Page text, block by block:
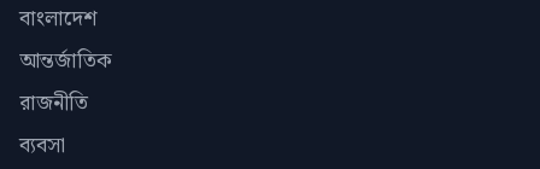
বাংলাদেশ
আন্তর্জাতিক
রাজনীতি
ব্যবসা